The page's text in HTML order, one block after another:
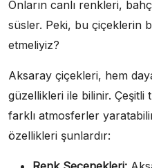
Onların canlı renkleri,
süsler. Peki, bu çiçeklerin
etmeliyiz?
Aksaray çiçekleri, hem
güzellikleri ile bilinir. Çeşitli
farklı atmosferler
özellikleri şunlardır: